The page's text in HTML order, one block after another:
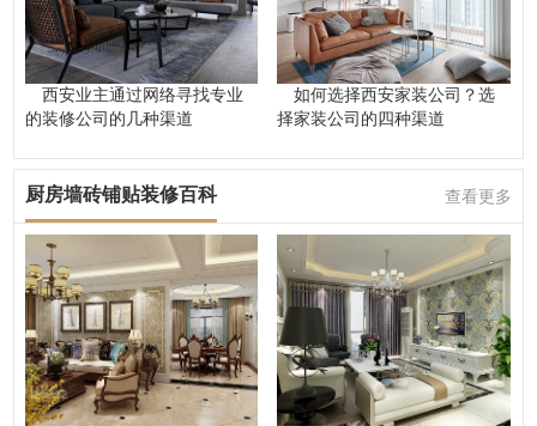
西安业主通过网络寻找专业
的装修公司的几种渠道
如何选择西安家装公司？选
择家装公司的四种渠道
厨房墙砖铺贴装修百科 查看更多